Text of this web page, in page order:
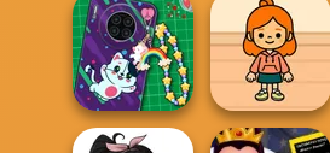
TikTok Divas DIY
Makeup
Nerd
Transformation